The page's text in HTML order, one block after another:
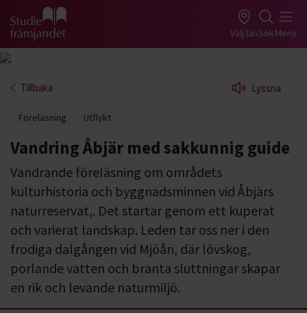
Gå till studiefrämjandets startsida Välj länSökMeny
Tillbaka Lyssna
Föreläsning Utflykt
Vandring Åbjär med sakkunnig guide
Vandrande föreläsning om områdets
kulturhistoria och byggnadsminnen vid Åbjärs
naturreservat,. Det startar genom ett kuperat
och varierat landskap. Leden tar oss ner i den
frodiga dalgången vid Mjöån, där lövskog,
porlande vatten och branta sluttningar skapar
en rik och levande naturmiljö.